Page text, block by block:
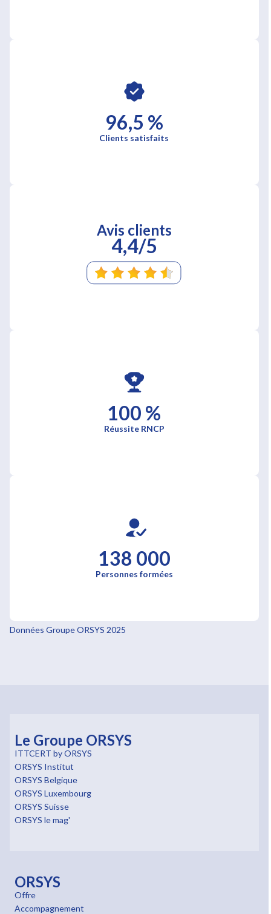
96,5 %
Clients satisfaits
Avis clients
4,4/5
100 %
Réussite RNCP
138 000
Personnes formées
Données Groupe ORSYS 2025
Le Groupe ORSYS
ITTCERT by ORSYS
ORSYS Institut
ORSYS Belgique
ORSYS Luxembourg
ORSYS Suisse
ORSYS le mag'
ORSYS
Offre
Accompagnement